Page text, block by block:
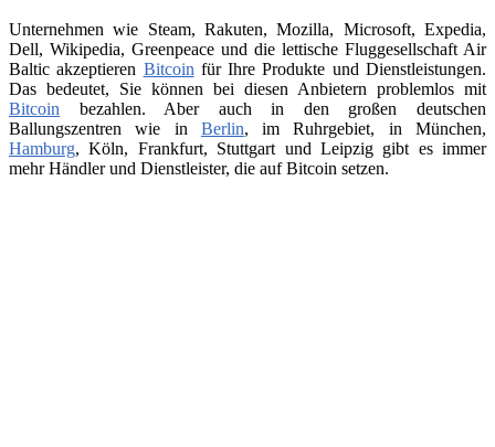
Unternehmen wie Steam, Rakuten, Mozilla, Microsoft, Expedia,
Dell, Wikipedia, Greenpeace und die lettische Fluggesellschaft Air
Baltic akzeptieren Bitcoin für Ihre Produkte und Dienstleistungen.
Das bedeutet, Sie können bei diesen Anbietern problemlos mit
Bitcoin bezahlen. Aber auch in den großen deutschen
Ballungszentren wie in Berlin, im Ruhrgebiet, in München,
Hamburg, Köln, Frankfurt, Stuttgart und Leipzig gibt es immer
mehr Händler und Dienstleister, die auf Bitcoin setzen.